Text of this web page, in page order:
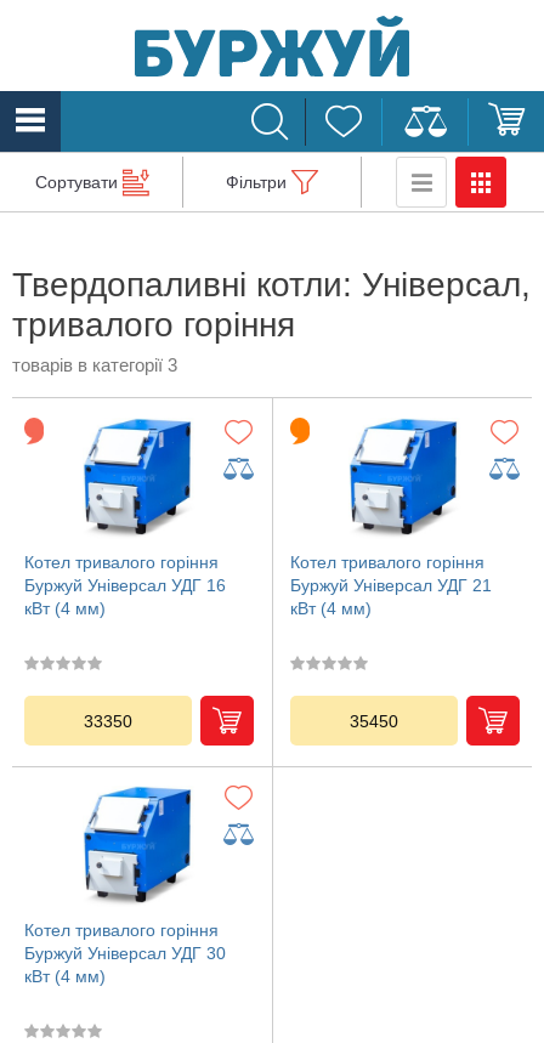
Сортувати Фільтри
Твердопаливні котли: Універсал,
тривалого горіння
товарів в категорії 3
Котел тривалого горіння
Буржуй Універсал УДГ 16
кВт (4 мм)
33350
Котел тривалого горіння
Буржуй Універсал УДГ 21
кВт (4 мм)
35450
Котел тривалого горіння
Буржуй Універсал УДГ 30
кВт (4 мм)